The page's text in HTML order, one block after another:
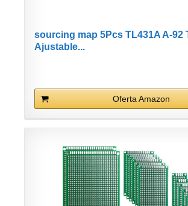
sourcing map 5Pcs TL431A A-92
Ajustable...
Oferta Amazon